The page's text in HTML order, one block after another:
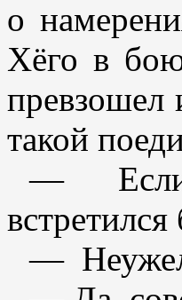
о
Хёго в
превзошел
такой
— Если
—